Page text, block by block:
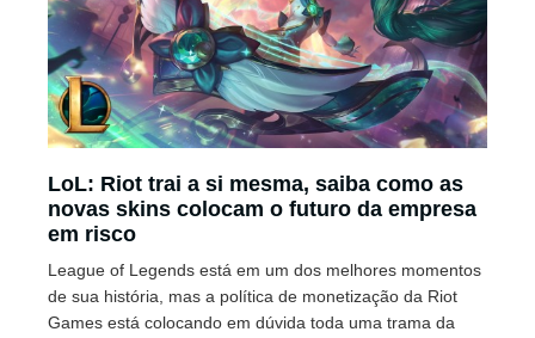
LoL: Riot trai a si mesma, saiba como as
novas skins colocam o futuro da empresa
em risco
League of Legends está em um dos melhores momentos
de sua história, mas a política de monetização da Riot
Games está colocando em dúvida toda uma trama da